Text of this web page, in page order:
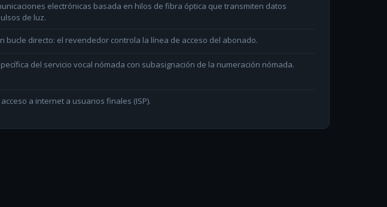
electrónicas basada en hilos de fibra óptica que transmiten datos
de luz.
bucle directo: el revendedor controla la línea de acceso del abonado.
del servicio vocal nómada con subasignación de la numeración nómada.
a internet a usuarios finales (ISP).